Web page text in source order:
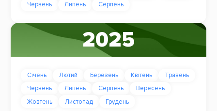
Червень
Липень Серпень
2025
Січень Лютий Березень Квітень
Травень
Червень
Липень Серпень
Вересень
Жовтень
Листопад Грудень